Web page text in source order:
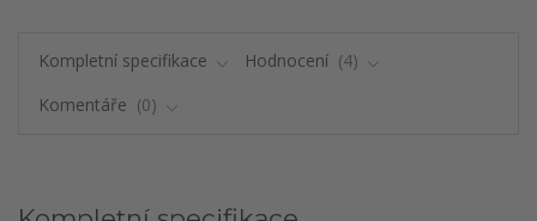
Kompletní specifikace Hodnocení
4
Komentáře
0